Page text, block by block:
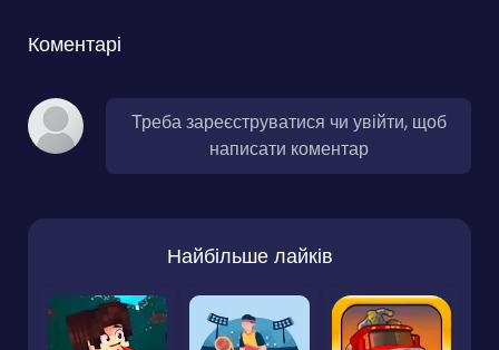
Коментарі
Треба зареєструватися чи увійти, щоб
написати коментар
Найбільше лайків